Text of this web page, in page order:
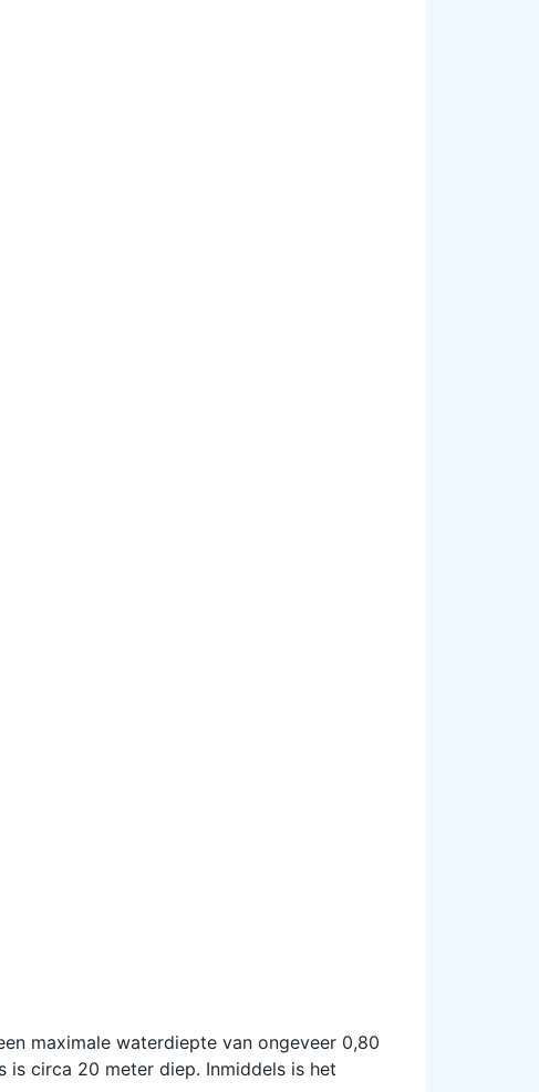
maximale waterdiepte van ongeveer 0,80
circa 20 meter diep. Inmiddels is het